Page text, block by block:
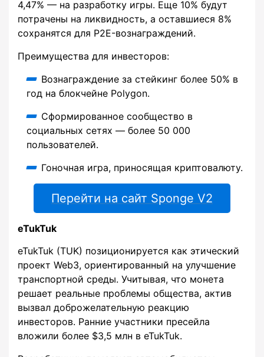
4,47% — на разработку игры. Еще 10% будут
потрачены на ликвидность, а оставшиеся 8%
сохранятся для P2E-вознаграждений.
Преимущества для инвесторов:
Вознаграждение за стейкинг более 50% в
год на блокчейне Polygon.
Сформированное сообщество в
социальных сетях — более 50 000
пользователей.
Гоночная игра, приносящая криптовалюту.
Перейти на сайт Sponge V2
eTukTuk
eTukTuk (TUK) позиционируется как этический
проект Web3, ориентированный на улучшение
транспортной среды. Учитывая, что монета
решает реальные проблемы общества, актив
вызвал доброжелательную реакцию
инвесторов. Ранние участники пресейла
вложили более $3,5 млн в eTukTuk.